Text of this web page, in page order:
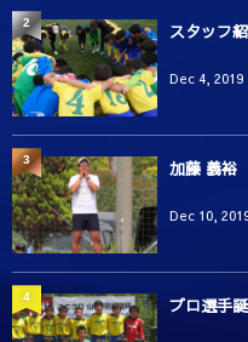
スタッフ
Dec 4, 2019
2
加藤 義裕
Dec 10,
3
プロ選手誕
4